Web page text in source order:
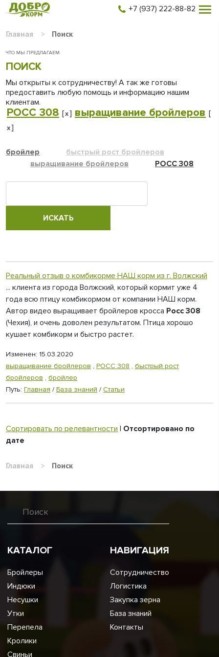
+7 (937) 222-88-82
Главная > Поиск
ЧТО МЫ ПРЕДЛАГАЕМ
ПОИСК
Мы открыты к сотрудничеству! А так же готовы
предоставить любую помощь и информацию нашим
клиентам.
РОСС 308 [x] выращивание бройлеров [
x]
бройлер
быстрый рост бройлеров
выращивание бройлеров
РОСС 308
Реальный отзыв о комбикорме НАШ корм из г. Волжский
... клиента из города Волжский, который кормит уже 4
года всю птицу комбикормом от компании НАШ корм.
Автор видео выращивает бройлеров кросса Росс 308
(Чехия), и очень доволен результатом. Птица хорошо
кушает комбикорм и быстро растет.
Изменен: 15.03.2020
выращивание бройлеров , РОСС 308 , быстрый рост
бройлеров , бройлер
Путь: Главная / База знаний / Статьи
Сортировать по релевантности | Отсортировано по
дате
Главная > Поиск
КАТАЛОГ
Бройлеры
Индюки
Несушки
Утки
Перепела
Кролики
Свиньи
НАВИГАЦИЯ
Сотрудничество
Логистика
Закупка зерна
База знаний
Контакты